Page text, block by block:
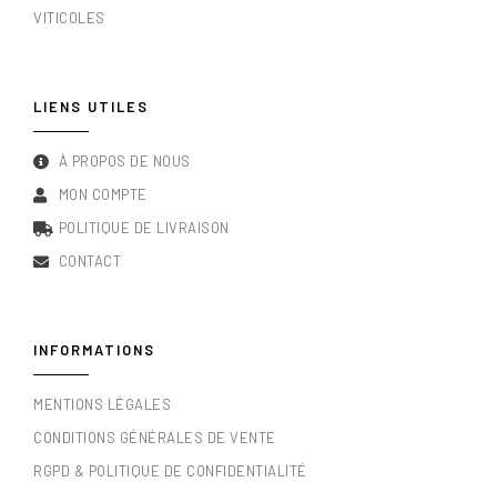
VITICOLES
LIENS UTILES
À PROPOS DE NOUS
MON COMPTE
POLITIQUE DE LIVRAISON
CONTACT
INFORMATIONS
MENTIONS LÉGALES
CONDITIONS GÉNÉRALES DE VENTE
RGPD & POLITIQUE DE CONFIDENTIALITÉ